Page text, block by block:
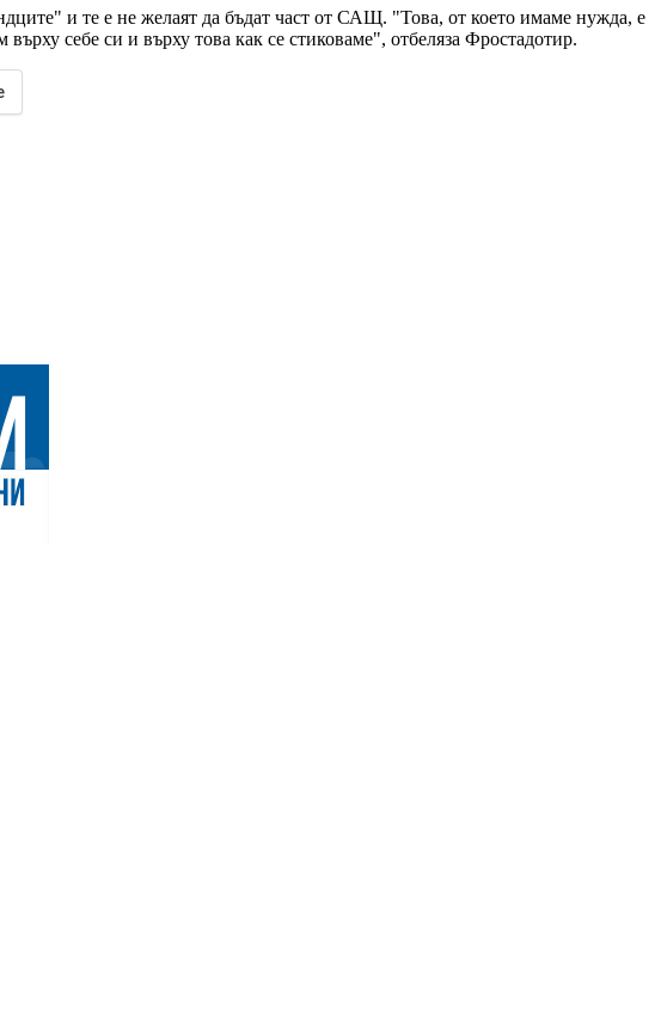
и те е не желаят да бъдат част от САЩ. "Това, от което имаме нужда, е
себе си и върху това как се стиковаме", отбеляза Фростадотир.